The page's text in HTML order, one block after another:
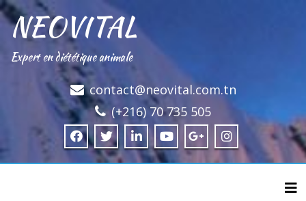
NEOVITAL
Expert en diététique animale
contact@neovital.com.tn
(+216) 70 735 505